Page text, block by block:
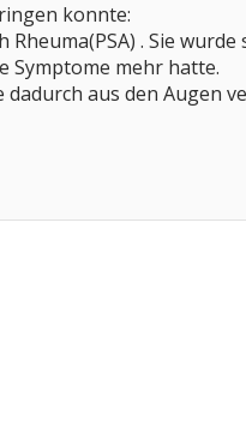
konnte:
Rheuma(PSA) . Sie
Symptome mehr hatte.
aus den Augen